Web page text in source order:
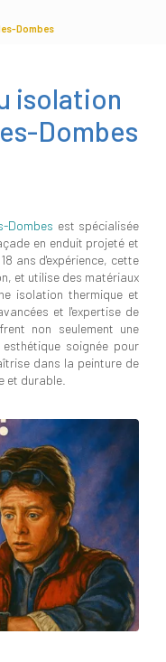
Dombes
isolation
Dombes
Dombes est spécialisée
en enduit projeté et
ans d'expérience, cette
et utilise des matériaux
isolation thermique et
et l'expertise de
non seulement une
soignée pour
dans la peinture de
et durable.